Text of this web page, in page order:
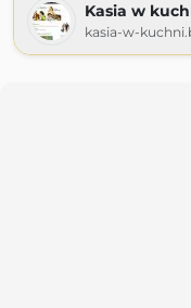
Kasia w
kasia-w-